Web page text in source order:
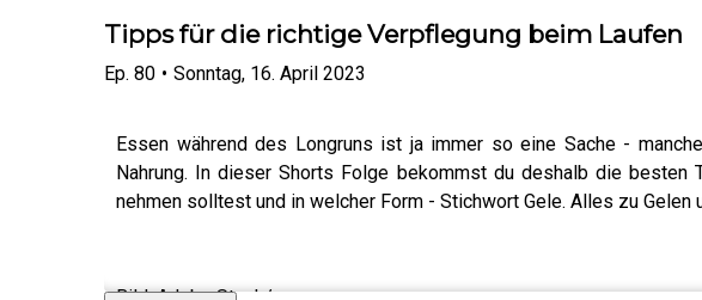
Tipps für die richtige Verpflegung beim Laufen
Ep. 80 • Sonntag, 16. April 2023
Essen während des Longruns ist ja immer so eine Sache -
Nahrung. In dieser Shorts Folge bekommst du deshalb die
nehmen solltest und in welcher Form - Stichwort Gele. Alles zu